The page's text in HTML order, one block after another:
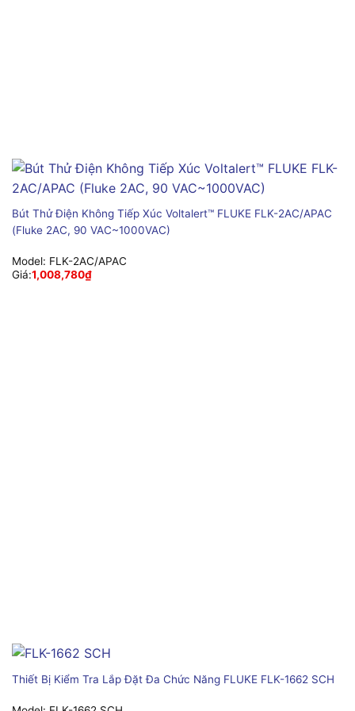
Bút Thử Điện Không Tiếp Xúc Voltalert™ FLUKE FLK-2AC/APAC
(Fluke 2AC, 90 VAC~1000VAC)
Model: FLK-2AC/APAC
Giá:1,008,780₫
Thiết Bị Kiểm Tra Lắp Đặt Đa Chức Năng FLUKE FLK-1662 SCH